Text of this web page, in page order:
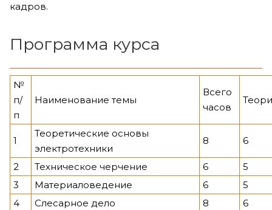
кадров.
Программа курса
№
п/
п
Наименование темы
Всего
часов
1
Теоретические основы
электротехники
8 6
2 Техническое черчение 6
5
3
Материаловедение 6
5
4
Слесарное дело 8 6